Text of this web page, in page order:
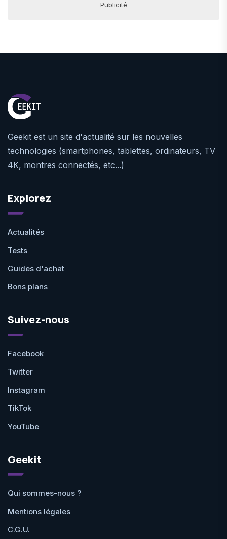
Publicité
Geekit est un site d'actualité sur les nouvelles
technologies (smartphones, tablettes, ordinateurs, TV
4K, montres connectés, etc...)
Explorez
Actualités
Tests
Guides d'achat
Bons plans
Suivez-nous
Facebook
Twitter
Instagram
TikTok
YouTube
Geekit
Qui sommes-nous ?
Mentions légales
C.G.U.